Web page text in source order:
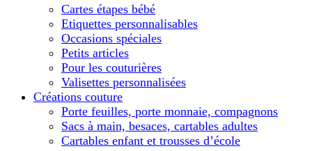
Cartes étapes bébé
Etiquettes personnalisables
Occasions spéciales
Petits articles
Pour les couturières
Valisettes personnalisées
Créations couture
Porte feuilles, porte monnaie, compagnons
Sacs à main, besaces, cartables adultes
Cartables enfant et trousses d’école